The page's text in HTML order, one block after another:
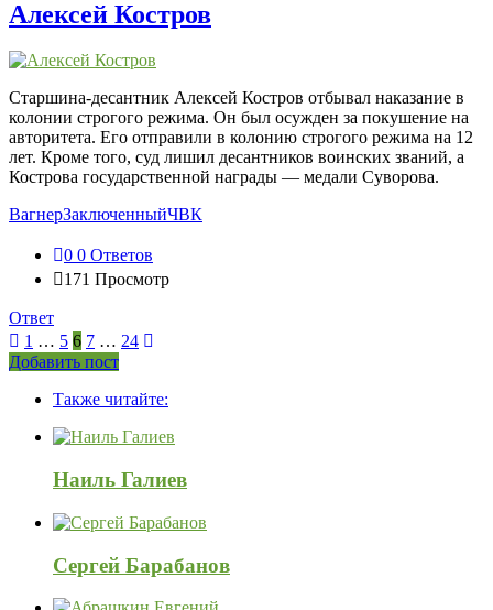
Алексей Костров
Старшина-десантник Алексей Костров отбывал наказание в
колонии строгого режима. Он был осужден за покушение на
авторитета. Его отправили в колонию строгого режима на 12
лет. Кроме того, суд лишил десантников воинских званий, а
Кострова государственной награды — медали Суворова.
ВагнерЗаключенныйЧВК
0 0 Ответов
171 Просмотр
Ответ
1 … 5 6 7 … 24
Боковая
панель
Добавить пост
120x600Также читайте:
Наиль Галиев
Сергей Барабанов